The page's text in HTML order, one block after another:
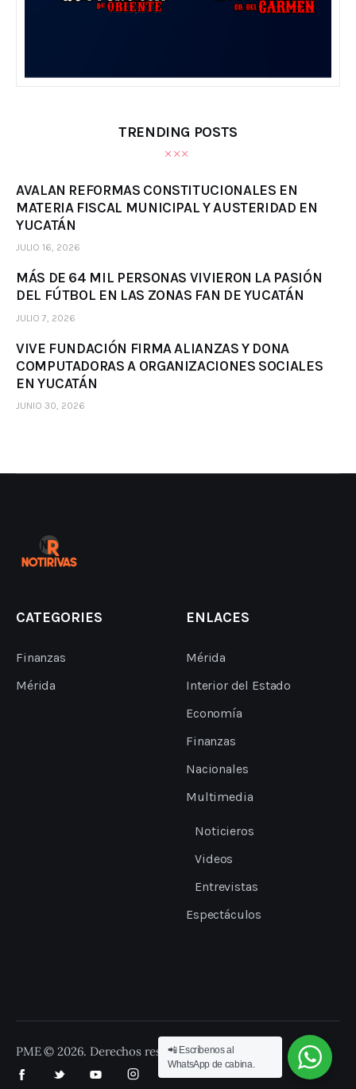
TRENDING POSTS
AVALAN REFORMAS CONSTITUCIONALES EN
MATERIA FISCAL MUNICIPAL Y AUSTERIDAD EN
YUCATÁN
JULIO 16, 2026
MÁS DE 64 MIL PERSONAS VIVIERON LA PASIÓN
DEL FÚTBOL EN LAS ZONAS FAN DE YUCATÁN
JULIO 7, 2026
VIVE FUNDACIÓN FIRMA ALIANZAS Y DONA
COMPUTADORAS A ORGANIZACIONES SOCIALES
EN YUCATÁN
JUNIO 30, 2026
CATEGORIES
Finanzas
Mérida
ENLACES
Mérida
Interior del Estado
Economía
Finanzas
Nacionales
Multimedia
Noticieros
Videos
Entrevistas
Espectáculos
PME © 2026. Derechos reservados.
📲 Escríbenos al
WhatsApp de cabina.